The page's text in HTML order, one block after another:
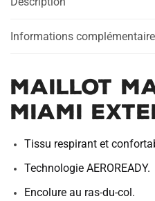
Informations
Maillot
Miami
Tissu respirant et
Technologie AEROREADY.
Encolure au ras-du-col.